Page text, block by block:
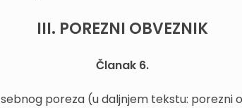
III. POREZNI OBVEZNIK
Članak 6.
poreza (u daljnjem tekstu: porezni